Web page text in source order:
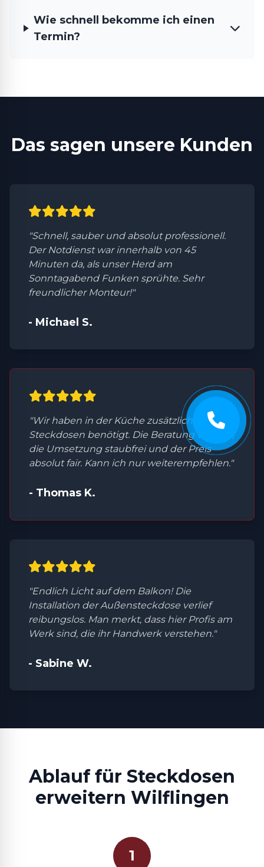
Wie schnell bekomme ich einen
Termin?
Das sagen unsere Kunden
"Schnell, sauber und absolut professionell.
Der Notdienst war innerhalb von 45
Minuten da, als unser Herd am
Sonntagabend Funken sprühte. Sehr
freundlicher Monteur!"
- Michael S.
"Wir haben in der Küche zusätzliche
Steckdosen benötigt. Die Beratung war top,
die Umsetzung staubfrei und der Preis
absolut fair. Kann ich nur weiterempfehlen."
- Thomas K.
"Endlich Licht auf dem Balkon! Die
Installation der Außensteckdose verlief
reibungslos. Man merkt, dass hier Profis am
Werk sind, die ihr Handwerk verstehen."
- Sabine W.
Ablauf für Steckdosen
erweitern Wilflingen
1